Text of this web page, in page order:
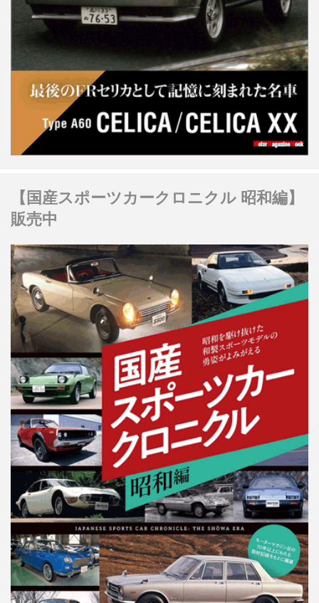
【国産スポーツカークロニクル 昭和編】
販売中